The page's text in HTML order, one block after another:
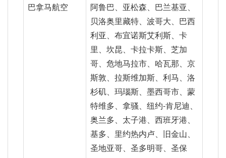
巴拿马航空
阿鲁巴、亚松森、巴兰基亚、
贝洛奥里藏特、波哥大、巴西
利亚、布宜诺斯艾利斯、卡
里、坎昆、卡拉卡斯、芝加
哥、危地马拉市、哈瓦那、京
斯敦、拉斯维加斯、利马、洛
杉矶、玛瑙斯、墨西哥市、蒙
特维多、拿骚、纽约-肯尼迪、
奥兰多、太子港、西班牙港、
基多、里约热内卢、旧金山、
圣地亚哥、圣多明哥、圣保